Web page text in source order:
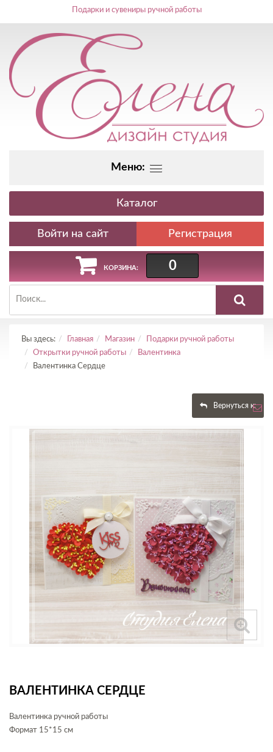
Подарки и сувениры ручной работы
Меню:
Каталог
Регистрация
КОРЗИНА: 0
Вы здесь: Главная Магазин
Подарки ручной работы
Открытки ручной работы
Валентинка
Валентинка Сердце
Вернуться к:
ВАЛЕНТИНКА СЕРДЦЕ
Валентинка ручной работы
Формат 15*15 см